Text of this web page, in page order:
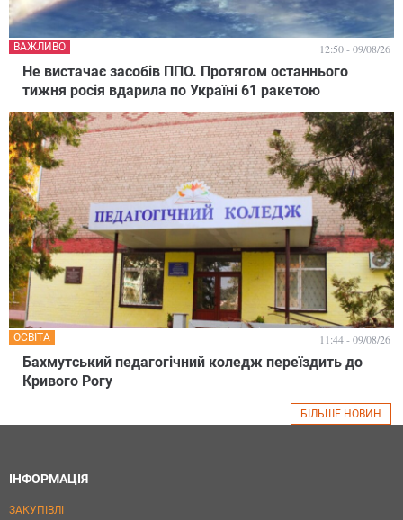
Не вистачає засобів ППО. Протягом останнього
тижня росія вдарила по Україні 61 ракетою
ВАЖЛИВО 12:50 - 09/08/26
Бахмутський педагогічний коледж переїздить до
Кривого Рогу
ОСВІТА 11:44 - 09/08/26
БІЛЬШЕ НОВИН
ІНФОРМАЦІЯ
ЗАКУПІВЛІ